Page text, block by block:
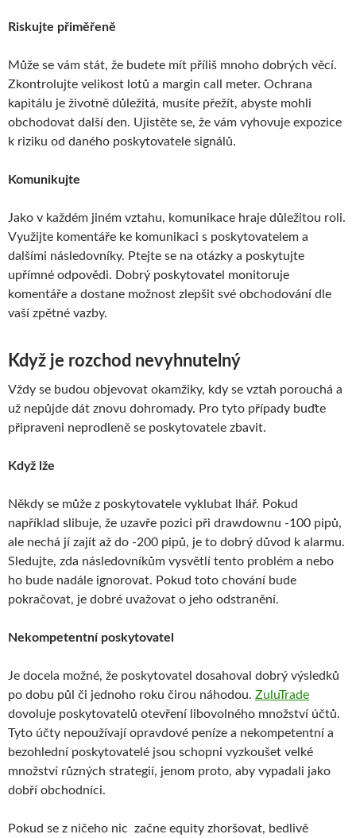
Riskujte přiměřeně
Může se vám stát, že budete mít příliš mnoho dobrých věcí.
Zkontrolujte velikost lotů a margin call meter. Ochrana
kapitálu je životně důležitá, musíte přežít, abyste mohli
obchodovat další den. Ujistěte se, že vám vyhovuje expozice
k riziku od daného poskytovatele signálů.
Komunikujte
Jako v každém jiném vztahu, komunikace hraje důležitou roli.
Využijte komentáře ke komunikaci s poskytovatelem a
dalšími následovníky. Ptejte se na otázky a poskytujte
upřímné odpovědi. Dobrý poskytovatel monitoruje
komentáře a dostane možnost zlepšit své obchodování dle
vaší zpětné vazby.
Když je rozchod nevyhnutelný
Vždy se budou objevovat okamžiky, kdy se vztah porouchá a
už nepůjde dát znovu dohromady. Pro tyto případy buďte
připraveni neprodleně se poskytovatele zbavit.
Když lže
Někdy se může z poskytovatele vyklubat lhář. Pokud
například slibuje, že uzavře pozici při drawdownu -100 pipů,
ale nechá jí zajít až do -200 pipů, je to dobrý důvod k alarmu.
Sledujte, zda následovníkům vysvětlí tento problém a nebo
ho bude nadále ignorovat. Pokud toto chování bude
pokračovat, je dobré uvažovat o jeho odstranění.
Nekompetentní poskytovatel
Je docela možné, že poskytovatel dosahoval dobrý výsledků
po dobu půl či jednoho roku čirou náhodou. ZuluTrade
dovoluje poskytovatelů otevření libovolného množství účtů.
Tyto účty nepoužívají opravdové peníze a nekompetentní a
bezohlední poskytovatelé jsou schopni vyzkoušet velké
množství různých strategií, jenom proto, aby vypadali jako
dobří obchodníci.
Pokud se z ničeho nic začne equity zhoršovat, bedlivě